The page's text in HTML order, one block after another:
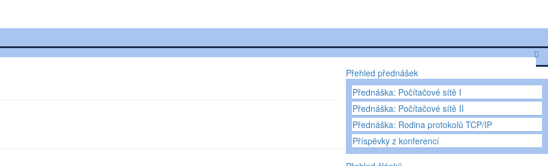
Přehled přednášek
Přednáška: Počítačové sítě I
Přednáška: Počítačové sítě II
Přednáška: Rodina protokolů TCP/IP
Příspěvky z konferencí